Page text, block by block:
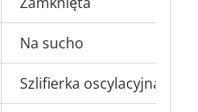
Na sucho
Szlifierka oscylacyjna,